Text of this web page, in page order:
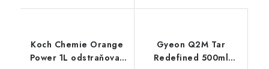
Koch Chemie Orange
Power 1L odstraňovač
Gyeon Q2M Tar
Redefined 500ml